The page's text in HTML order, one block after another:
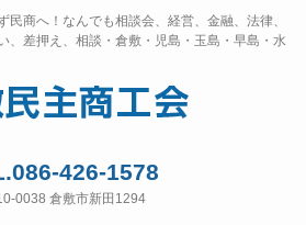
民商へ！なんでも相談会、経営、金融、法律、
、差押え、相談・倉敷・児島・玉島・早島・水
426-1578
0038 倉敷市新田1294